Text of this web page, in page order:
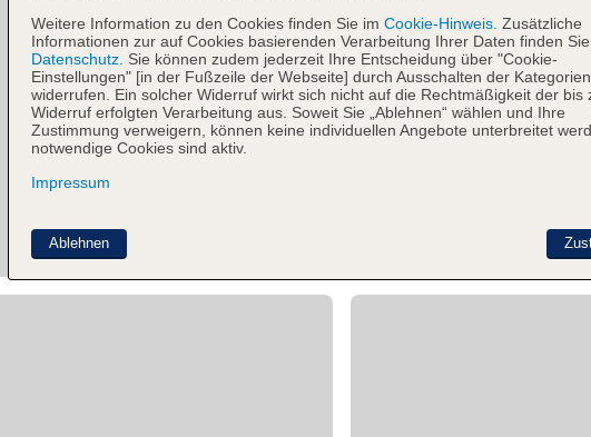
Weitere Information zu den Cookies finden Sie im Cookie-Hinweis. Zusätzliche
Informationen zur auf Cookies basierenden Verarbeitung Ihrer Daten finden
Datenschutz. Sie können zudem jederzeit Ihre Entscheidung über "Cookie-
Einstellungen" [in der Fußzeile der Webseite] durch Ausschalten der Kategorien
widerrufen. Ein solcher Widerruf wirkt sich nicht auf die Rechtmäßigkeit der bis
Widerruf erfolgten Verarbeitung aus. Soweit Sie „Ablehnen“ wählen und Ihre
Zustimmung verweigern, können keine individuellen Angebote unterbreitet
notwendige Cookies sind aktiv.
Impressum
Ablehnen